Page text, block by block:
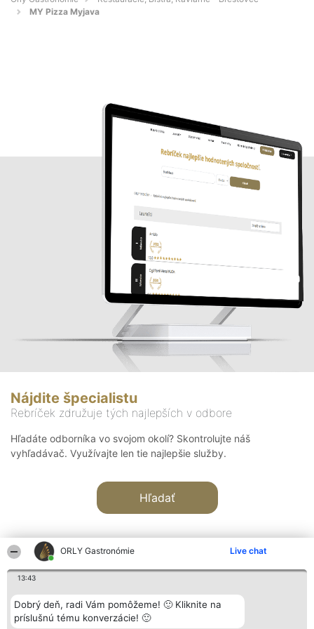
ORLY Gastronómie Live chat
13:43
Dobrý deň, radi Vám pomôžeme! 🙂 Kliknite na
príslušnú tému konverzácie! 🙂
MY Pizza Myjava
Nájdite špecialistu
Rebríček združuje tých najlepších v odbore
Hľadáte odborníka vo svojom okolí? Skontrolujte náš
vyhľadávač. Využívajte len tie najlepšie služby.
Hľadať
Organizátor hodnotenia
Bright Side Solutions sp. z o.
o. sp. k.
Hodnotenie
Laureáti
Lista
Kontakt
Kontakt